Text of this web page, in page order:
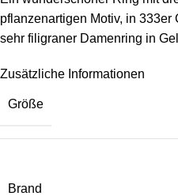
pflanzenartigen Motiv, in
sehr filigraner Damenring in
Zusätzliche Informationen
Größe
Brand